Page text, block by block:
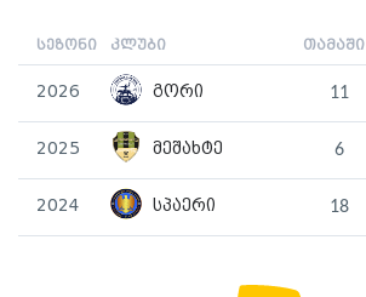
სეზონი კლუბი თამაში
2026 გორი 11
2025 მეშახტე 6
2024 სპაერი 18